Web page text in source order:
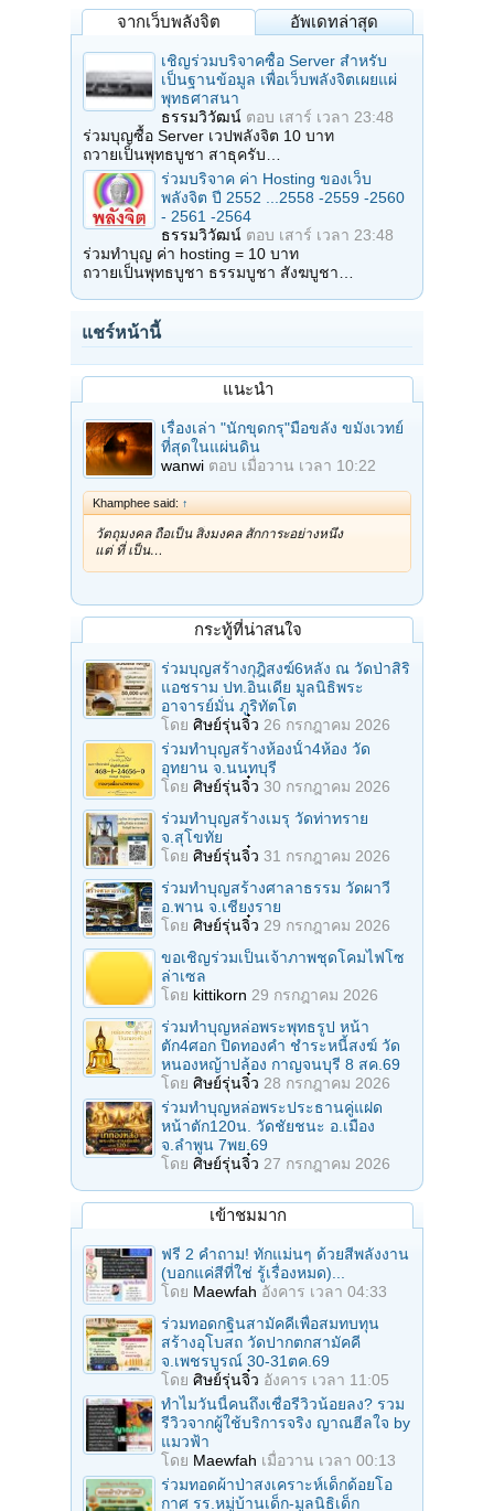
จากเว็บพลังจิต อัพเดทล่าสุด
เชิญร่วมบริจาคซื้อ Server สำหรับ
เป็นฐานข้อมูล เพื่อเว็บพลังจิตเผยแผ่
พุทธศาสนา
ธรรมวิวัฒน์ ตอบ เสาร์ เวลา 23:48
ร่วมบุญซื้อ Server เวปพลังจิต 10 บาท
ถวายเป็นพุทธบูชา สาธุครับ…
ร่วมบริจาค ค่า Hosting ของเว็บ
พลังจิต ปี 2552 ...2558 -2559 -2560
- 2561 -2564
ธรรมวิวัฒน์ ตอบ เสาร์ เวลา 23:48
ร่วมทำบุญ ค่า hosting = 10 บาท
ถวายเป็นพุทธบูชา ธรรมบูชา สังฆบูชา…
แชร์หน้านี้
แนะนำ
เรื่องเล่า "นักขุดกรุ"มือขลัง ขมังเวทย์
ที่สุดในแผ่นดิน
wanwi ตอบ เมื่อวาน เวลา 10:22
Khamphee said: ↑
วัตถุมงคล ถือเป็น สิ่งมงคล สักการะอย่างหนึ่ง
แต่ ที่ เป็น…
กระทู้ที่น่าสนใจ
ร่วมบุญสร้างกุฎิสงฆ์6หลัง ณ วัดป่าสิริ
แอชราม ปท.อินเดีย มูลนิธิพระ
อาจารย์มั่น ภูริทัตโต
โดย ศิษย์รุ่นจิ๋ว 26 กรกฎาคม 2026
ร่วมทําบุญสร้างห้องนั้า4ห้อง วัด
อุทยาน จ.นนทบุรี
โดย ศิษย์รุ่นจิ๋ว 30 กรกฎาคม 2026
ร่วมทําบุญสร้างเมรุ วัดท่าทราย
จ.สุโขทัย
โดย ศิษย์รุ่นจิ๋ว 31 กรกฎาคม 2026
ร่วมทําบุญสร้างศาลาธรรม วัดผาวี
อ.พาน จ.เชียงราย
โดย ศิษย์รุ่นจิ๋ว 29 กรกฎาคม 2026
ขอเชิญร่วมเป็นเจ้าภาพชุดโคมไฟโซ
ล่าเซล
โดย kittikorn 29 กรกฎาคม 2026
ร่วมทําบุญหล่อพระพุทธรูป หน้า
ตัก4ศอก ปิดทองคํา ชําระหนี้สงฆ์ วัด
หนองหญ้าปล้อง กาญจนบุรี 8 สค.69
โดย ศิษย์รุ่นจิ๋ว 28 กรกฎาคม 2026
ร่วมทําบุญหล่อพระประธานคู่แฝด
หน้าตัก120น. วัดชัยชนะ อ.เมือง
จ.ลำพูน 7พย.69
โดย ศิษย์รุ่นจิ๋ว 27 กรกฎาคม 2026
เข้าชมมาก
ฟรี 2 คำถาม! ทักแม่นๆ ด้วยสีพลังงาน
(บอกแค่สีที่ใช่ รู้เรื่องหมด)...
โดย Maewfah อังคาร เวลา 04:33
ร่วมทอดกฐินสามัคคีเพื่อสมทบทุน
สร้างอุโบสถ วัดปากตกสามัคคี
จ.เพชรบูรณ์ 30-31ตค.69
โดย ศิษย์รุ่นจิ๋ว อังคาร เวลา 11:05
ทำไมวันนี้คนถึงเชื่อรีวิวน้อยลง? รวม
รีวิวจากผู้ใช้บริการจริง ญาณฮีลใจ by
แมวฟ้า
โดย Maewfah เมื่อวาน เวลา 00:13
ร่วมทอดผ้าป่าสงเคราะห์เด็กด้อยโอ
กาศ รร.หมู่บ้านเด็ก-มูลนิธิเด็ก